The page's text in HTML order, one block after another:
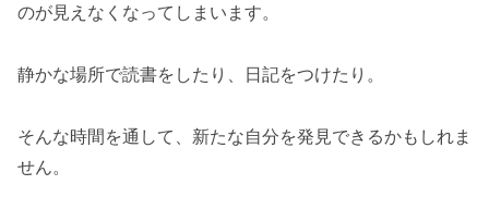
のが見えなくなってしまいます。
静かな場所で読書をしたり、日記をつけたり。
そんな時間を通して、新たな自分を発見できるかもしれま
せん。